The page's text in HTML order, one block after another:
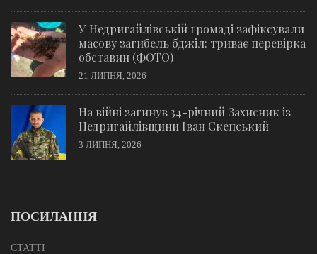
У Недригайлівській громаді зафіксували
масову загибель бджіл: триває перевірка
обставин (ФОТО)
21 ЛИПНЯ, 2026
На війні загинув 34-річний Захисник із
Недригайлівщини Іван Скепський
3 ЛИПНЯ, 2026
ПОСИЛАННЯ
СТАТТІ